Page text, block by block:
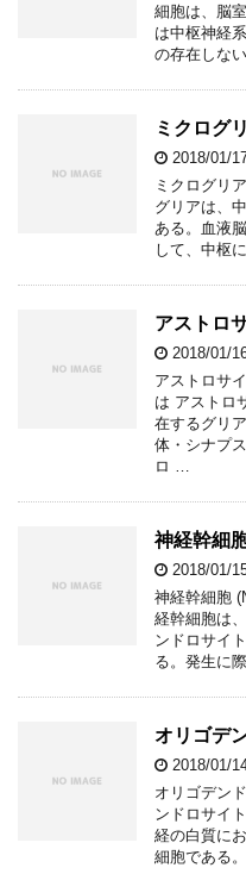
細胞は、脳
は中枢神経
の存在しな
ミクログ
2018/01/
ミクログリ
グリアは、
ある。血液
して、中枢
アストロ
2018/01/
アストロサ
は アストロ
在するグリ
体・シナプ
ロ …
神経幹細
2018/01/
神経幹細胞
経幹細胞は
ンドロサイ
る。発生に
オリゴデ
2018/01/
オリゴデン
ンドロサイ
経の白質に
細胞である